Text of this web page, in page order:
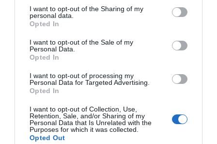
not limited to your visit or usage behaviour. You may click to
grant or deny consent to Google and its third-party tags to
use your data for below specified purposes in below Google
consent section.
I want to opt-out of the Sharing of my
personal data.
Opted In
I want to opt-out of the Sale of my
Personal Data.
Opted In
I want to opt-out of processing my
Personal Data for Targeted Advertising.
Opted In
I want to opt-out of Collection, Use,
Retention, Sale, and/or Sharing of my
Personal Data that Is Unrelated with the
Purposes for which it was collected.
Opted Out
Prodotti per animali domestici Cani
|
Trasportini e accessori da viaggio
Accessori da viaggio
25,49€
KYG Telo Auto per Cani
Universale Impermeabile e
Resistente Telo Bagagliaio
Telo Cane Auto Bagagliaio
Facile da Pulire per Auto, SUV
e Camion, 185 * 105 * 38cm -
Prodotti per animali domestici
Trasportini e accessori da viaggio
MyeMdan Coprisedile Auto
per Cani con Pannello di Fibra
Auto Durevole, Telo Auto Per
Cani Usato in Tutte le Auto e i
SUV, Nero